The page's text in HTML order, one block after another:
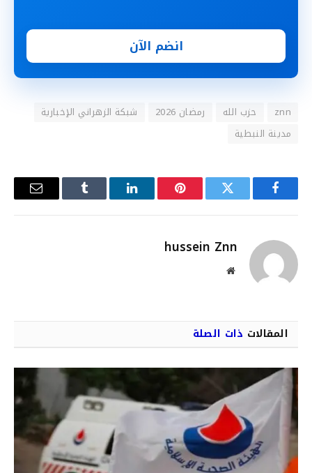
انضم الآن
znn حزب الله رمضان 2026
شبكة الزهراني الٳخبارية
مدينة النبطية
فيسبوك تويتر بينتيريستلينكدإن Tumblr
البريد
hussein Znn
موقع
المقالات ذات الصلة